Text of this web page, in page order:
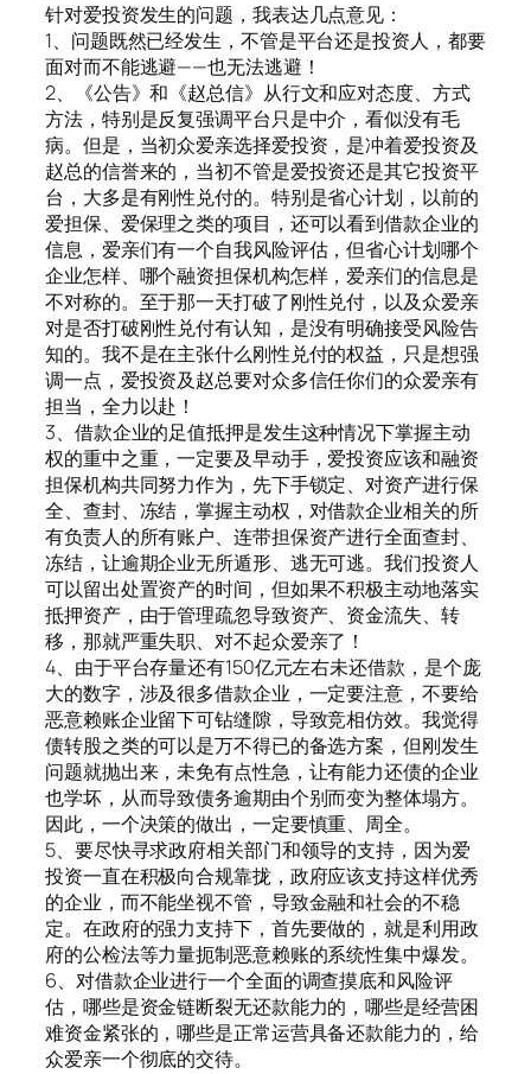
针对爱投资发生的问题，我表达几点意见：
1、问题既然已经发生，不管是平台还是投资人，都要
面对而不能逃避——也无法逃避！
2、《公告》和《赵总信》从行文和应对态度、方式
方法，特别是反复强调平台只是中介，看似没有毛
病。但是，当初众爱亲选择爱投资，是冲着爱投资及
赵总的信誉来的，当初不管是爱投资还是其它投资平
台，大多是有刚性兑付的。特别是省心计划，以前的
爱担保、爱保理之类的项目，还可以看到借款企业的
信息，爱亲们有一个自我风险评估，但省心计划哪个
企业怎样、哪个融资担保机构怎样，爱亲们的信息是
不对称的。至于那一天打破了刚性兑付，以及众爱亲
对是否打破刚性兑付有认知，是没有明确接受风险告
知的。我不是在主张什么刚性兑付的权益，只是想强
调一点，爱投资及赵总要对众多信任你们的众爱亲有
担当，全力以赴！
3、借款企业的足值抵押是发生这种情况下掌握主动
权的重中之重，一定要及早动手，爱投资应该和融资
担保机构共同努力作为，先下手锁定、对资产进行保
全、查封、冻结，掌握主动权，对借款企业相关的所
有负责人的所有账户、连带担保资产进行全面查封、
冻结，让逾期企业无所遁形、逃无可逃。我们投资人
可以留出处置资产的时间，但如果不积极主动地落实
抵押资产，由于管理疏忽导致资产、资金流失、转
移，那就严重失职、对不起众爱亲了！
4、由于平台存量还有150亿元左右未还借款，是个庞
大的数字，涉及很多借款企业，一定要注意，不要给
恶意赖账企业留下可钻缝隙，导致竞相仿效。我觉得
债转股之类的可以是万不得已的备选方案，但刚发生
问题就抛出来，未免有点性急，让有能力还债的企业
也学坏，从而导致债务逾期由个别而变为整体塌方。
因此，一个决策的做出，一定要慎重、周全。
5、要尽快寻求政府相关部门和领导的支持，因为爱
投资一直在积极向合规靠拢，政府应该支持这样优秀
的企业，而不能坐视不管，导致金融和社会的不稳
定。在政府的强力支持下，首先要做的，就是利用政
府的公检法等力量扼制恶意赖账的系统性集中爆发。
6、对借款企业进行一个全面的调查摸底和风险评
估，哪些是资金链断裂无还款能力的，哪些是经营困
难资金紧张的，哪些是正常运营具备还款能力的，给
众爱亲一个彻底的交待。